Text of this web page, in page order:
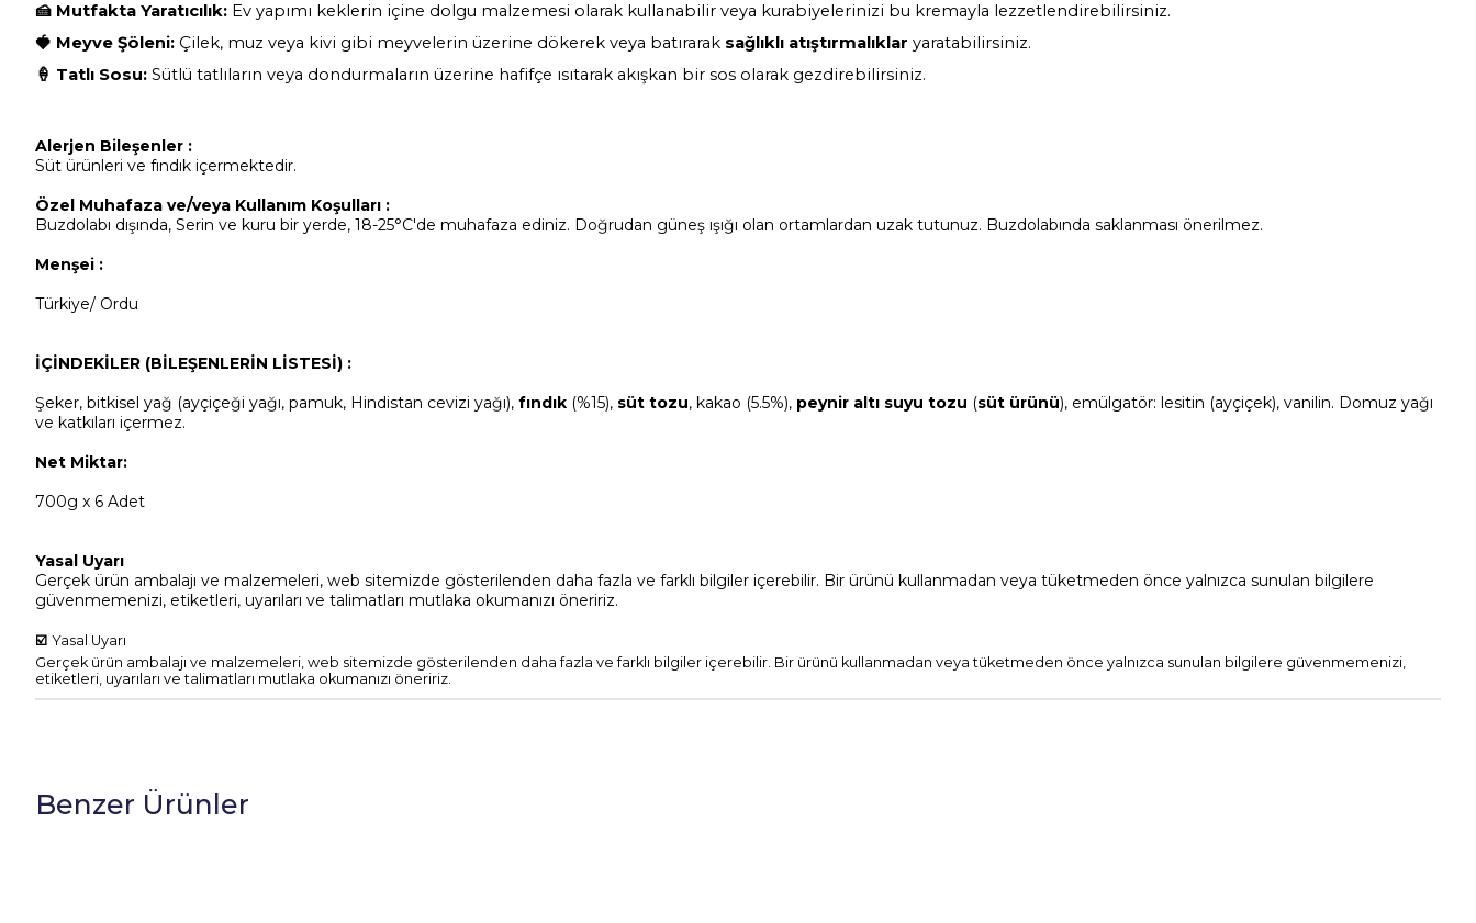
🍰 Mutfakta Yaratıcılık: Ev yapımı keklerin içine dolgu malzemesi olarak kullanabilir veya kurabiyelerinizi bu kremayla lezzetlendirebilirsiniz.
🍓 Meyve Şöleni: Çilek, muz veya kivi gibi meyvelerin üzerine dökerek veya batırarak sağlıklı atıştırmalıklar yaratabilirsiniz.
🍦 Tatlı Sosu: Sütlü tatlıların veya dondurmaların üzerine hafifçe ısıtarak akışkan bir sos olarak gezdirebilirsiniz.
Alerjen Bileşenler :
Süt ürünleri ve fındık içermektedir.
Özel Muhafaza ve/veya Kullanım Koşulları :
Buzdolabı dışında, Serin ve kuru bir yerde, 18-25°C'de muhafaza ediniz. Doğrudan güneş ışığı olan ortamlardan uzak tutunuz. Buzdolabında saklanması önerilmez.
Menşei :
Türkiye/ Ordu
İÇİNDEKİLER (BİLEŞENLERİN LİSTESİ) :
Şeker, bitkisel yağ (ayçiçeği yağı, pamuk, Hindistan cevizi yağı), fındık (%15), süt tozu, kakao (5.5%), peynir altı suyu tozu (süt ürünü), emülgatör: lesitin (ayçiçek), vanilin. Domuz yağı
ve katkıları içermez.
Net Miktar:
700g x 6 Adet
Yasal Uyarı
Gerçek ürün ambalajı ve malzemeleri, web sitemizde gösterilenden daha fazla ve farklı bilgiler içerebilir. Bir ürünü kullanmadan veya tüketmeden önce yalnızca sunulan bilgilere
güvenmemenizi, etiketleri, uyarıları ve talimatları mutlaka okumanızı öneririz.
☑️ Yasal Uyarı
Gerçek ürün ambalajı ve malzemeleri, web sitemizde gösterilenden daha fazla ve farklı bilgiler içerebilir. Bir ürünü kullanmadan veya tüketmeden önce yalnızca sunulan bilgilere güvenmemenizi,
etiketleri, uyarıları ve talimatları mutlaka okumanızı öneririz.
Benzer Ürünler